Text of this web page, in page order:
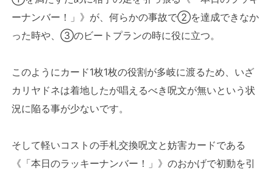
ーナンバー！」》が、何らかの事故で②を達成できなか
った時や、③のビートプランの時に役に立つ。
このようにカード1枚1枚の役割が多岐に渡るため、いざ
カリヤドネは着地したが唱えるべき呪文が無いという状
況に陥る事が少ないです。
そして軽いコストの手札交換呪文と妨害カードである
《「本日のラッキーナンバー！」》のおかげで初動を引